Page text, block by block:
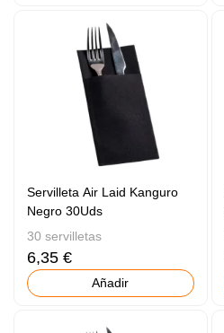
Servilleta Air Laid Kanguro
Negro 30Uds
30 servilletas
6,35 €
Añadir